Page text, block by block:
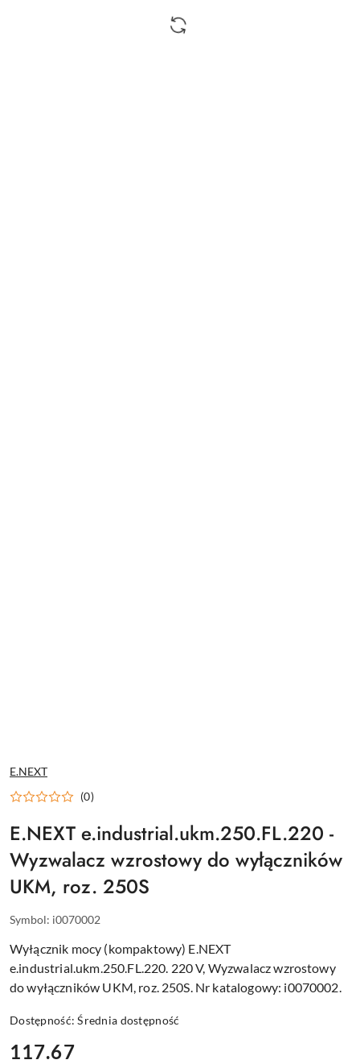
NAZWA
PRODUCENTA:
E.NEXT
(0)
E.NEXT e.industrial.ukm.250.FL.220 -
Wyzwalacz wzrostowy do wyłączników
UKM, roz. 250S
Symbol: i0070002
Wyłącznik mocy (kompaktowy) E.NEXT
e.industrial.ukm.250.FL.220. 220 V, Wyzwalacz wzrostowy
do wyłączników UKM, roz. 250S. Nr katalogowy: i0070002.
Dostępność:Średnia dostępność
cena:
117.67